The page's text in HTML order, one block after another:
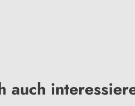
auch